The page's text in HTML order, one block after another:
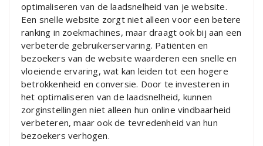
optimaliseren van de laadsnelheid van je website.
Een snelle website zorgt niet alleen voor een betere
ranking in zoekmachines, maar draagt ook bij aan een
verbeterde gebruikerservaring. Patiënten en
bezoekers van de website waarderen een snelle en
vloeiende ervaring, wat kan leiden tot een hogere
betrokkenheid en conversie. Door te investeren in
het optimaliseren van de laadsnelheid, kunnen
zorginstellingen niet alleen hun online vindbaarheid
verbeteren, maar ook de tevredenheid van hun
bezoekers verhogen.